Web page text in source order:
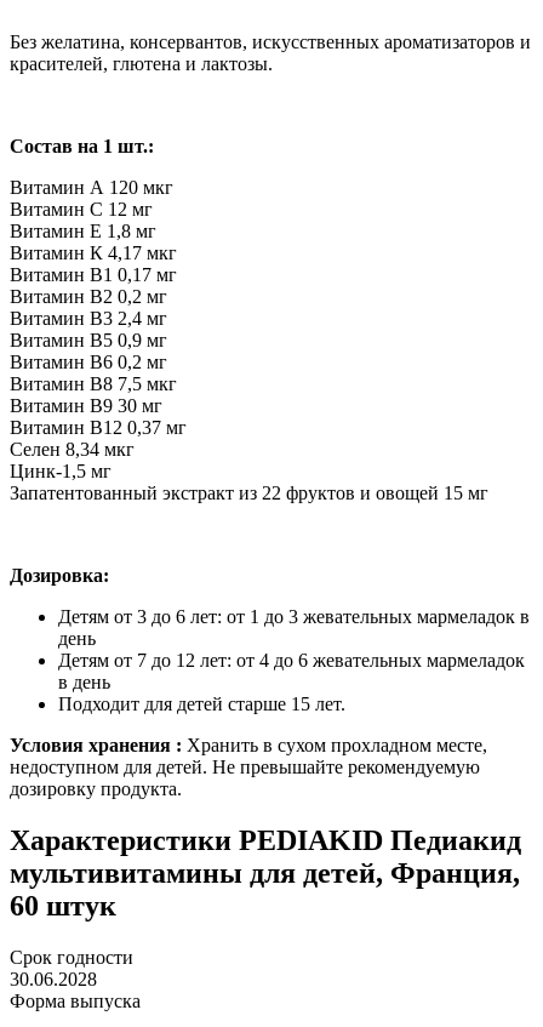
Без желатина, консервантов, искусственных ароматизаторов и
красителей, глютена и лактозы.
Состав на 1 шт.:
Витамин А 120 мкг
Витамин С 12 мг
Витамин Е 1,8 мг
Витамин К 4,17 мкг
Витамин В1 0,17 мг
Витамин В2 0,2 мг
Витамин В3 2,4 мг
Витамин В5 0,9 мг
Витамин В6 0,2 мг
Витамин B8 7,5 мкг
Витамин В9 30 мг
Витамин В12 0,37 мг
Селен 8,34 мкг
Цинк-1,5 мг
Запатентованный экстракт из 22 фруктов и овощей 15 мг
Дозировка:
Детям от 3 до 6 лет: от 1 до 3 жевательных мармеладок в
день
Детям от 7 до 12 лет: от 4 до 6 жевательных мармеладок
в день
Подходит для детей старше 15 лет.
Условия хранения : Хранить в сухом прохладном месте,
недоступном для детей. Не превышайте рекомендуемую
дозировку продукта.
Характеристики PEDIAKID Педиакид
мультивитамины для детей, Франция,
60 штук
Срок годности
30.06.2028
Форма выпуска